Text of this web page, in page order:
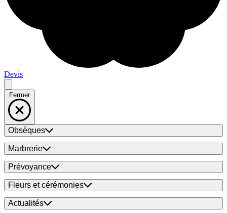
Devis
Fermer
Obsèques
Marbrerie
Prévoyance
Fleurs et cérémonies
Actualités